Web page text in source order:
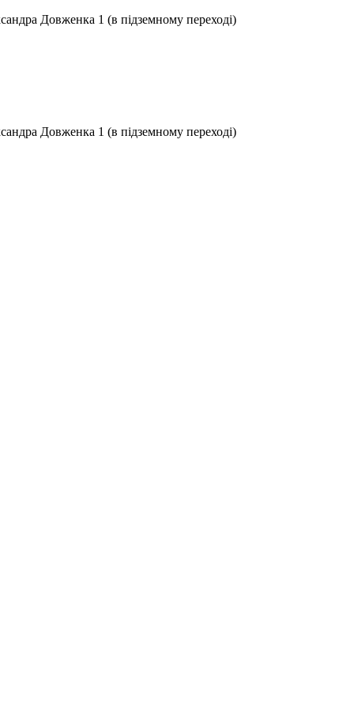
Довженка 1 (в підземному переході)
Довженка 1 (в підземному переході)